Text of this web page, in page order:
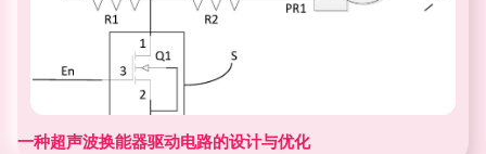
一种超声波换能器驱动电路的设计与优化